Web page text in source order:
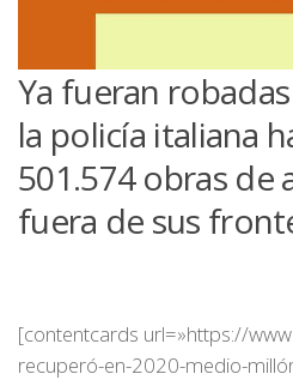
Ya fueran
la policía italiana
501.574 obras de
fuera de sus
[contentcards url=»https://
recuperó-en-2020-medio-